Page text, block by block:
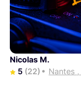
Nicolas M.
5 (22) Nantes